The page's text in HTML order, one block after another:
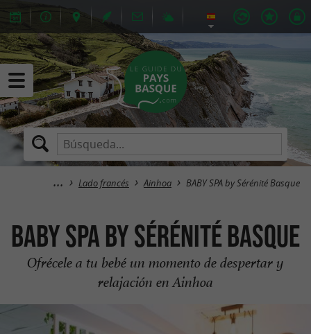
Lado francés Ainhoa BABY SPA by Sérénité Basque
BABY SPA by Sérénité Basque
Ofrécele a tu bebé un momento de despertar y
relajación en Ainhoa